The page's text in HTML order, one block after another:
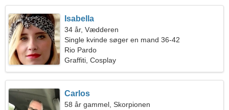
Isabella
34 år, Vædderen
Single kvinde søger en mand 36-42
Rio Pardo
Graffiti, Cosplay
Carlos
58 år gammel, Skorpionen